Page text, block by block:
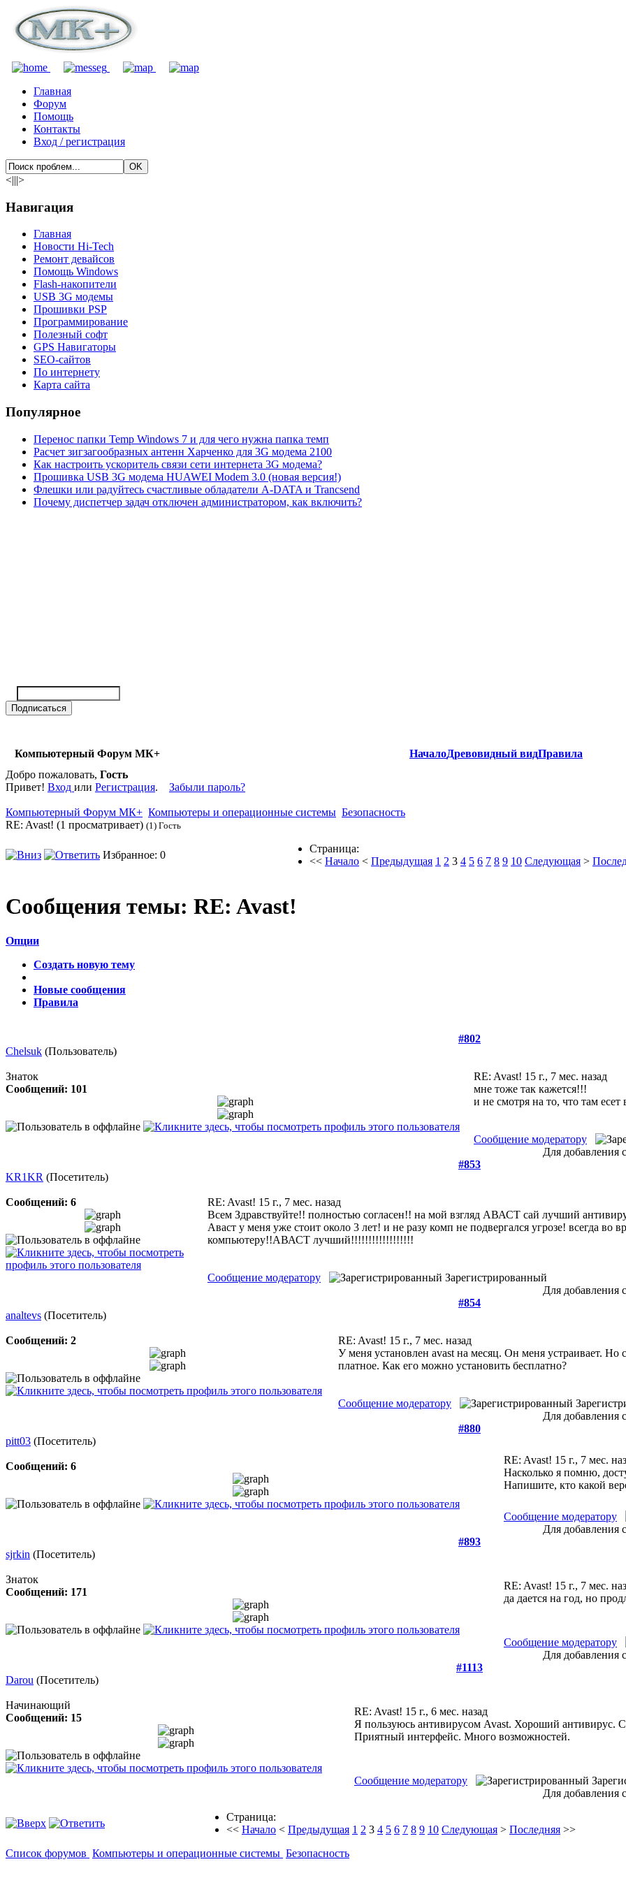
Главная
Форум
Помощь
Контакты
Вход / регистрация
<|||>
Навигация
Главная
Новости Hi-Tech
Ремонт девайсов
Помощь Windows
Flash-накопители
USB 3G модемы
Прошивки PSP
Программирование
Полезный софт
GPS Навигаторы
SEO-сайтов
По интернету
Карта сайта
Популярное
Перенос папки Temp Windows 7 и для чего нужна папка темп
Расчет зигзагообразных антенн Харченко для 3G модема 2100
Как настроить ускоритель связи сети интернета 3G модема?
Прошивка USB 3G модема HUAWEI Modem 3.0 (новая версия!)
Флешки или радуйтесь счастливые обладатели A-DATA и Trancsend
Почему диспетчер задач отключен администратором, как включить?
Компьютерный Форум МК+ НачалоДревовидный видПравила
Добро пожаловать, Гость
Привет! Вход или Регистрация. Забыли пароль?
Компьютерный Форум МК+ Компьютеры и операционные системы Безопасность
RE: Avast! (1 просматривает) (1) Гость
Избранное: 0
Страница:
<< Начало < Предыдущая 1 2 3 4 5 6 7 8 9 10 Следующая >
Сообщения темы: RE: Avast!
Опции
Создать новую тему
Новые сообщения
Правила
#802
Chelsuk (Пользователь)
Знаток
Сообщений: 101
RE: Avast! 15 г., 7 мес. назад
мне тоже так кажется!!!
и не смотря на то, что там
Сообщение модератору
Для добавления
#853
KR1KR (Посетитель)
Сообщений: 6 RE: Avast! 15 г., 7 мес. назад
Всем Здравствуйте!! полностью согласен!! на мой взгляд АВАСТ сай лучший
Аваст у меня уже стоит около 3 лет! и не разу комп не подвергался угрозе! всегда
компьютеру!!АВАСТ лучший!!!!!!!!!!!!!!!!!!
Сообщение модератору
Зарегистрированный
Для добавления
#854
analtevs (Посетитель)
Сообщений: 2 RE: Avast! 15 г., 7 мес. назад
У меня установлен avast на месяц. Он меня устраивает.
платное. Как его можно установить бесплатно?
Сообщение модератору
Для добавления
#880
pitt03 (Посетитель)
Сообщений: 6
RE: Avast! 15 г., 7 мес.
Насколько я помню,
Напишите, кто какой
Сообщение модератору
Для добавления
#893
sjrkin (Посетитель)
Знаток
Сообщений: 171
RE: Avast! 15 г., 7 мес.
да дается на год, но
Сообщение модератору
Для добавления
#1113
Darou (Посетитель)
Начинающий
Сообщений: 15
RE: Avast! 15 г., 6 мес. назад
Я пользуюсь антивирусом Avast. Хороший антивирус.
Приятный интерфейс. Много возможностей.
Сообщение модератору
Для добавления
Страница:
<< Начало < Предыдущая 1 2 3 4 5 6 7 8 9 10 Следующая > Последняя >>
Список форумов Компьютеры и операционные системы Безопасность